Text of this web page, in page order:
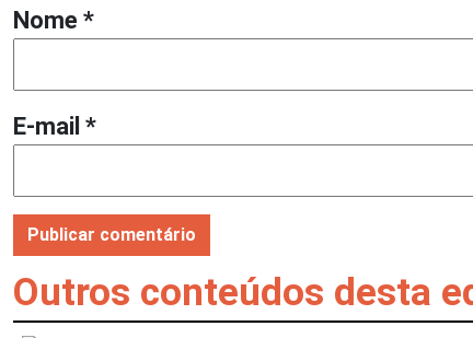
Nome *
E-mail *
Outros conteúdos desta